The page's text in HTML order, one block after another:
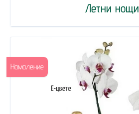
Летни нощи
Намаление